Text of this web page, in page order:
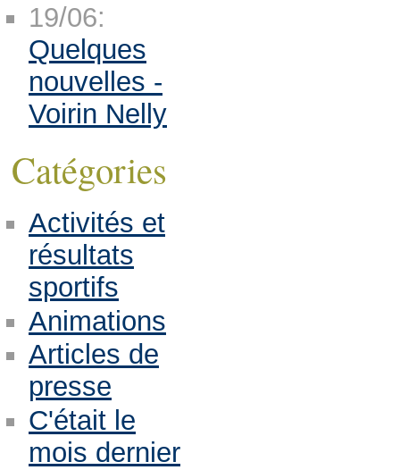
19/06:
Quelques
nouvelles -
Voirin Nelly
Catégories
Activités et
résultats
sportifs
Animations
Articles de
presse
C'était le
mois dernier